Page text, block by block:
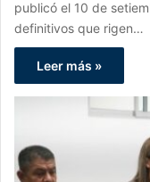
publicó el 10 de
definitivos que rigen…
Leer más »